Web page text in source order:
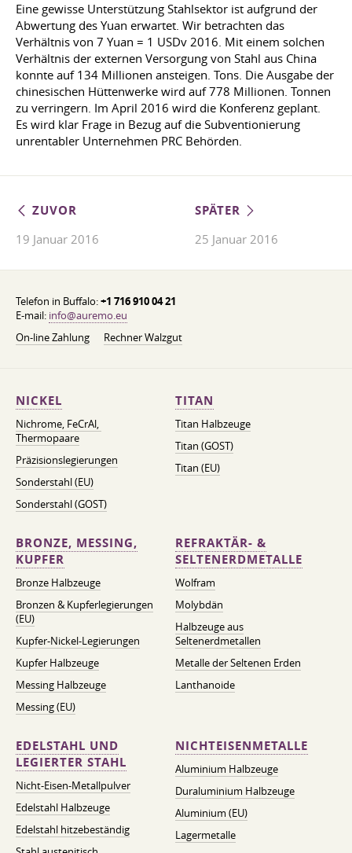
Eine gewisse Unterstützung Stahlsektor ist aufgrund der
Abwertung des Yuan erwartet. Wir betrachten das
Verhältnis von 7 Yuan = 1 USDv 2016. Mit einem solchen
Verhältnis der externen Versorgung von Stahl aus China
konnte auf 134 Millionen ansteigen. Tons. Die Ausgabe der
chinesischen Hüttenwerke wird auf 778 Millionen. Tonnen
zu verringern. Im April 2016 wird die Konferenz geplant.
Es wird klar Frage in Bezug auf die Subventionierung
unrentabler Unternehmen PRC Behörden.
ZUVOR
19 Januar 2016
SPÄTER
25 Januar 2016
Telefon in Buffalo:+1 716 910 04 21
E-mail: info@auremo.eu
On-line Zahlung
Rechner Walzgut
NICKEL
Nichrome, FeСrAl, ​​
Thermopaare
Präzisionslegierungen
Sonderstahl (EU)
Sonderstahl (GOST)
TITAN
Titan Halbzeuge
Titan (GOST)
Titan (EU)
BRONZE, MESSING,
KUPFER
Bronze Halbzeuge
Bronzen & Kupferlegierungen
(EU)
Kupfer-Nickel-Legierungen
Kupfer Halbzeuge
Messing Halbzeuge
Messing (EU)
REFRAKTÄR- &
SELTENERDMETALLE
Wolfram
Molybdän
Halbzeuge aus
Seltenerdmetallen
Metalle der Seltenen Erden
Lanthanoide
EDELSTAHL UND
LEGIERTER STAHL
Nicht-Eisen-Metallpulver
Edelstahl Halbzeuge
Edelstahl hitzebeständig
NICHTEISENMETALLE
Aluminium Halbzeuge
Duraluminium Halbzeuge
Aluminium (EU)
Lagermetalle